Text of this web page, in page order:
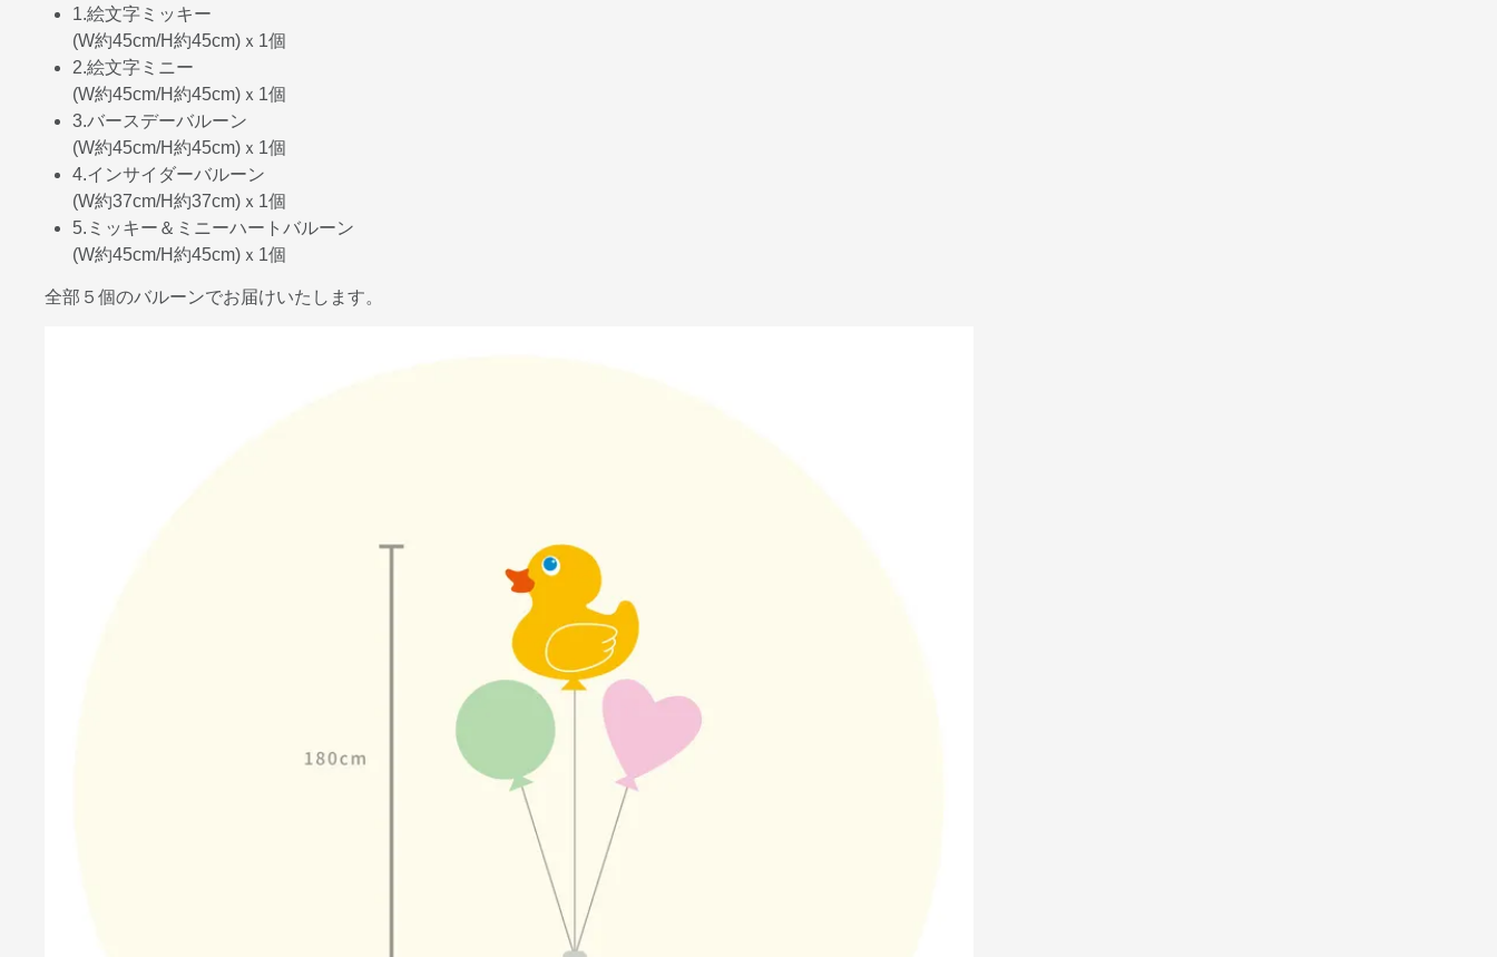
1.絵文字ミッキー
(W約45cm/H約45cm)ｘ1個
2.絵文字ミニー
(W約45cm/H約45cm)ｘ1個
3.バースデーバルーン
(W約45cm/H約45cm)ｘ1個
4.インサイダーバルーン
(W約37cm/H約37cm)ｘ1個
5.ミッキー＆ミニーハートバルーン
(W約45cm/H約45cm)ｘ1個
全部５個のバルーンでお届けいたします。